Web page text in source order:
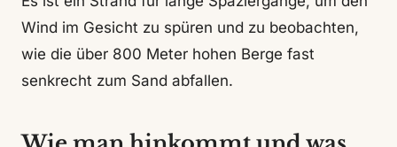
Wind im Gesicht zu spüren und zu beobachten,
wie die über 800 Meter hohen Berge fast
senkrecht zum Sand abfallen.